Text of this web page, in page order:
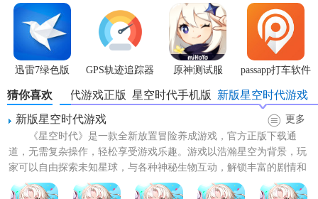
迅雷7绿色版 GPS轨迹追踪器 原神测试服
passapp打车软件
中文版
猜你喜欢 新版星空时代游戏
星空时代手机版
星空时代游戏正版
新版星空时代游戏
更多
《星空时代》是一款全新放置冒险养成游戏，官方正版下载通
道，无需复杂操作，轻松享受游戏乐趣。游戏以浩瀚星空为背景，玩
家可以自由探索未知星球，与各种神秘生物互动，解锁丰富的剧情和
隐藏任务。新版游戏更流畅，...